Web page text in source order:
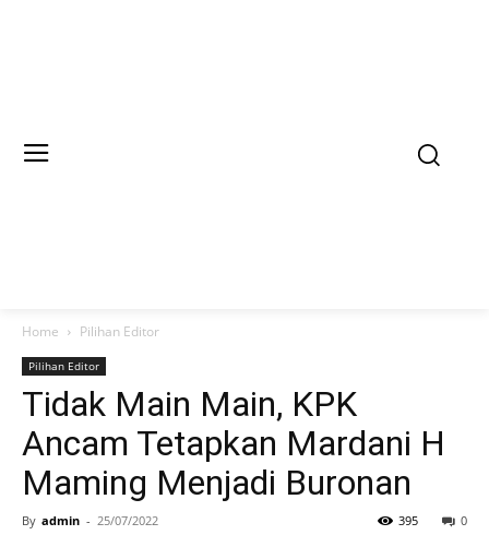
Home Pilihan Editor
Pilihan Editor
Tidak Main Main, KPK
Ancam Tetapkan Mardani H
Maming Menjadi Buronan
By admin - 25/07/2022 0
395